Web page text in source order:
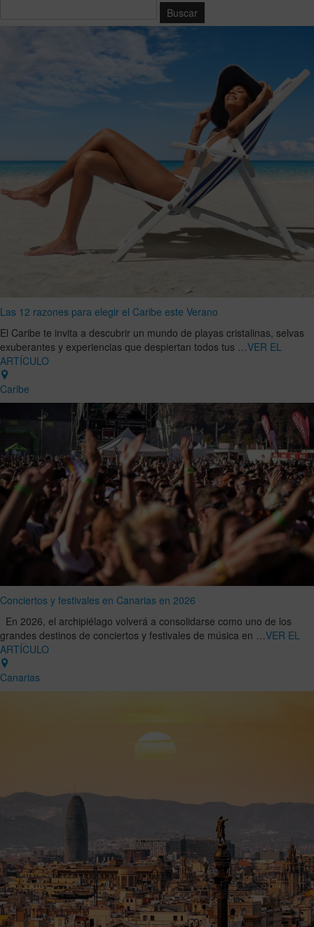
Las 12 razones para elegir el Caribe este Verano
El Caribe te invita a descubrir un mundo de playas cristalinas, selvas
exuberantes y experiencias que despiertan todos tus …VER EL
ARTÍCULO
Caribe
Conciertos y festivales en Canarias en 2026
En 2026, el archipiélago volverá a consolidarse como uno de los
grandes destinos de conciertos y festivales de música en …VER EL
ARTÍCULO
Canarias